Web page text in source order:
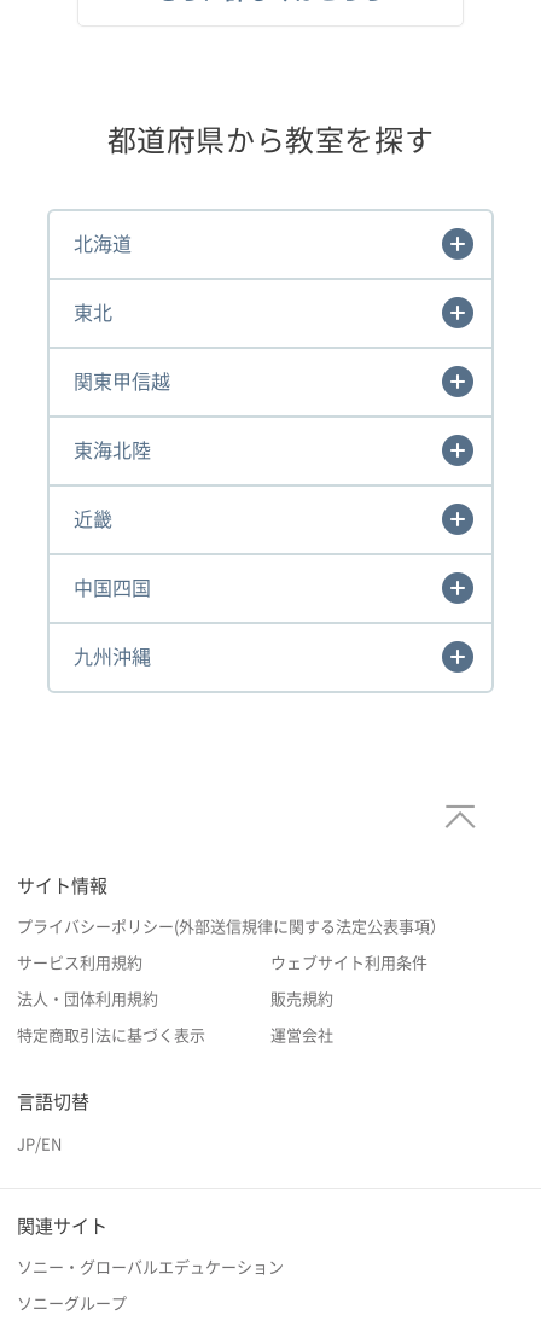
都道府県から教室を探す
北海道
東北
関東甲信越
東海北陸
近畿
中国四国
九州沖縄
サイト情報
プライバシーポリシー(外部送信規律に関する法定公表事項）
サービス利用規約 ウェブサイト利用条件
法人・団体利用規約 販売規約
特定商取引法に基づく表示 運営会社
言語切替
JP/EN
関連サイト
ソニー・グローバルエデュケーション
ソニーグループ